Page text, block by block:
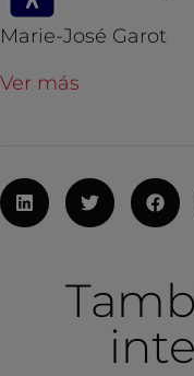
Marie-José Garot
Ver más